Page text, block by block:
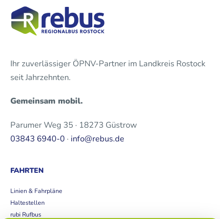
Ihr zuverlässiger ÖPNV-Partner im Landkreis Rostock
seit Jahrzehnten.
Gemeinsam mobil.
Parumer Weg 35 · 18273 Güstrow
03843 6940-0 · info@rebus.de
FAHRTEN
Linien & Fahrpläne
Haltestellen
rubi Rufbus